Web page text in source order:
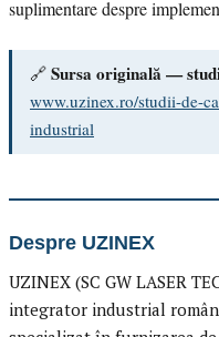
suplimentare despre
🔗 Sursa originală —
www.uzinex.ro/studii-de-
industrial
Despre UZINEX
UZINEX (SC GW LASER
integrator industrial